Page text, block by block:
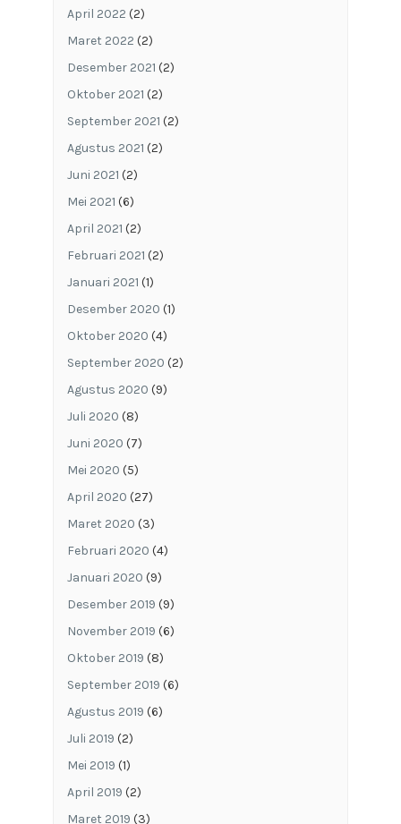
April 2022 (2)
Maret 2022 (2)
Desember 2021 (2)
Oktober 2021 (2)
September 2021 (2)
Agustus 2021 (2)
Juni 2021 (2)
Mei 2021 (6)
April 2021 (2)
Februari 2021 (2)
Januari 2021 (1)
Desember 2020 (1)
Oktober 2020 (4)
September 2020 (2)
Agustus 2020 (9)
Juli 2020 (8)
Juni 2020 (7)
Mei 2020 (5)
April 2020 (27)
Maret 2020 (3)
Februari 2020 (4)
Januari 2020 (9)
Desember 2019 (9)
November 2019 (6)
Oktober 2019 (8)
September 2019 (6)
Agustus 2019 (6)
Juli 2019 (2)
Mei 2019 (1)
April 2019 (2)
Maret 2019 (3)